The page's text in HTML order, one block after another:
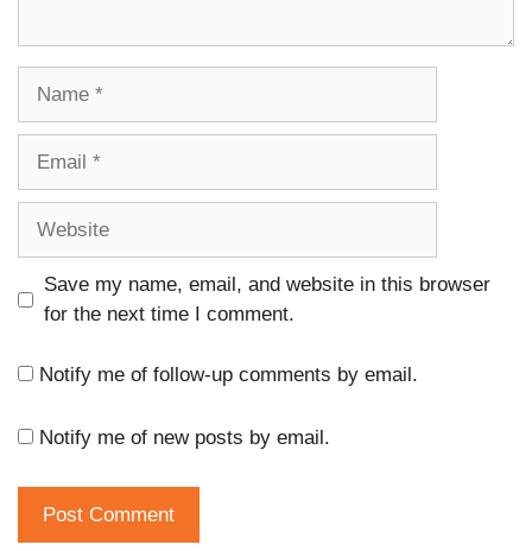
Save my name, email, and website in this browser
for the next time I comment.
Notify me of follow-up comments by email.
Notify me of new posts by email.